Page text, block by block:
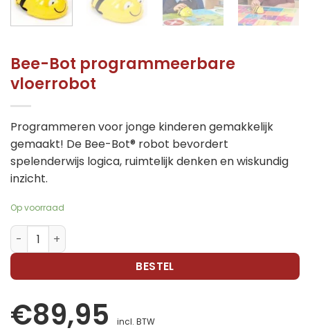
Bee-Bot programmeerbare
vloerrobot
Programmeren voor jonge kinderen gemakkelijk
gemaakt! De Bee-Bot® robot bevordert
spelenderwijs logica, ruimtelijk denken en wiskundig
inzicht.
Op voorraad
Bee-Bot programmeerbare vloerrobot aantal
BESTEL
€89,95 incl. BTW